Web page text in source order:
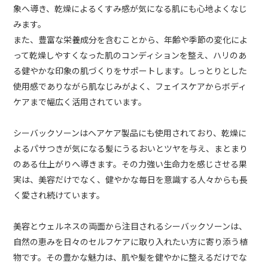
象へ導き、乾燥によるくすみ感が気になる肌にも心地よくなじ
みます。
また、豊富な栄養成分を含むことから、年齢や季節の変化によ
って乾燥しやすくなった肌のコンディションを整え、ハリのあ
る健やかな印象の肌づくりをサポートします。しっとりとした
使用感でありながら肌なじみがよく、フェイスケアからボディ
ケアまで幅広く活用されています。
シーバックソーンはヘアケア製品にも使用されており、乾燥に
よるパサつきが気になる髪にうるおいとツヤを与え、まとまり
のある仕上がりへ導きます。その力強い生命力を感じさせる果
実は、美容だけでなく、健やかな毎日を意識する人々からも長
く愛され続けています。
美容とウェルネスの両面から注目されるシーバックソーンは、
自然の恵みを日々のセルフケアに取り入れたい方に寄り添う植
物です。その豊かな魅力は、肌や髪を健やかに整えるだけでな